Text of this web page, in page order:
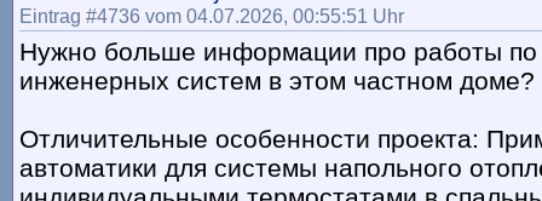
Eintrag #4736 vom 04.07.2026, 00:55:51 Uhr
Нужно больше информации про работы
инженерных систем в этом частном доме?
Отличительные особенности проекта:
автоматики для системы напольного